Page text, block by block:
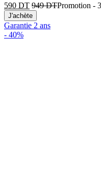
590 DT 949DTPromotion -
J'achète
Garantie 2 ans
- 40%